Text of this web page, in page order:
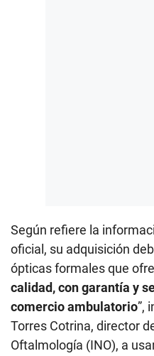
Según refiere la
oficial, su adquisición
ópticas formales que
calidad, con garantía y
comercio ambulatorio”,
Torres Cotrina, director
Oftalmología (INO), a